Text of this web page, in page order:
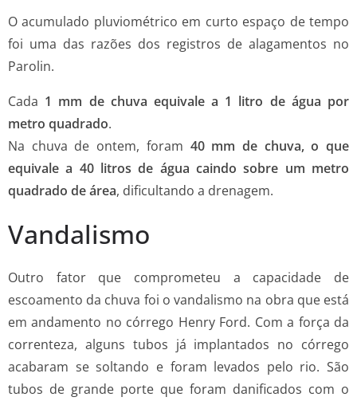
O acumulado pluviométrico em curto espaço de tempo
foi uma das razões dos registros de alagamentos no
Parolin.
Cada 1 mm de chuva equivale a 1 litro de água por
metro quadrado.
Na chuva de ontem, foram 40 mm de chuva, o que
equivale a 40 litros de água caindo sobre um metro
quadrado de área, dificultando a drenagem.
Vandalismo
Outro fator que comprometeu a capacidade de
escoamento da chuva foi o vandalismo na obra que está
em andamento no córrego Henry Ford. Com a força da
correnteza, alguns tubos já implantados no córrego
acabaram se soltando e foram levados pelo rio. São
tubos de grande porte que foram danificados com o